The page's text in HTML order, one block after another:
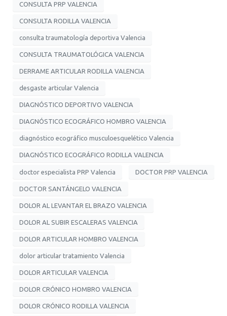
CONSULTA PRP VALENCIA
CONSULTA RODILLA VALENCIA
consulta traumatología deportiva Valencia
CONSULTA TRAUMATOLÓGICA VALENCIA
DERRAME ARTICULAR RODILLA VALENCIA
desgaste articular Valencia
DIAGNÓSTICO DEPORTIVO VALENCIA
DIAGNÓSTICO ECOGRÁFICO HOMBRO VALENCIA
diagnóstico ecográfico musculoesquelético Valencia
DIAGNÓSTICO ECOGRÁFICO RODILLA VALENCIA
doctor especialista PRP Valencia DOCTOR PRP VALENCIA
DOCTOR SANTÁNGELO VALENCIA
DOLOR AL LEVANTAR EL BRAZO VALENCIA
DOLOR AL SUBIR ESCALERAS VALENCIA
DOLOR ARTICULAR HOMBRO VALENCIA
dolor articular tratamiento Valencia
DOLOR ARTICULAR VALENCIA
DOLOR CRÓNICO HOMBRO VALENCIA
DOLOR CRÓNICO RODILLA VALENCIA